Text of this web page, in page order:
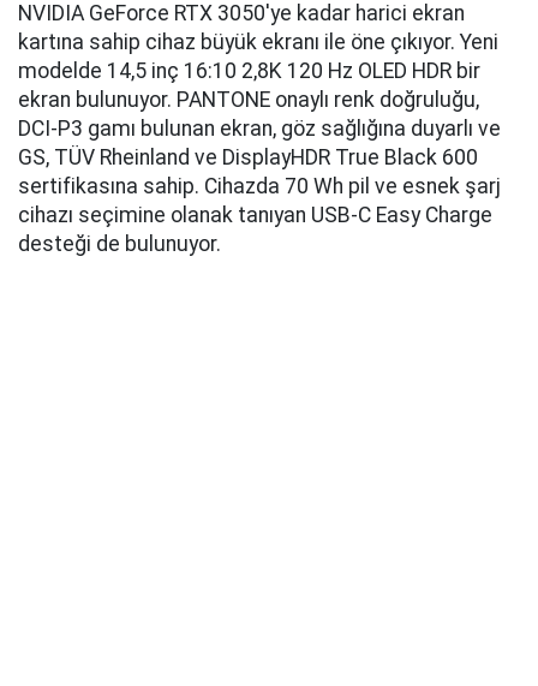
NVIDIA GeForce RTX 3050'ye kadar harici ekran
kartına sahip cihaz büyük ekranı ile öne çıkıyor. Yeni
modelde 14,5 inç 16:10 2,8K 120 Hz OLED HDR bir
ekran bulunuyor. PANTONE onaylı renk doğruluğu,
DCI-P3 gamı bulunan ekran, göz sağlığına duyarlı ve
GS, TÜV Rheinland ve DisplayHDR True Black 600
sertifikasına sahip. Cihazda 70 Wh pil ve esnek şarj
cihazı seçimine olanak tanıyan USB-C Easy Charge
desteği de bulunuyor.